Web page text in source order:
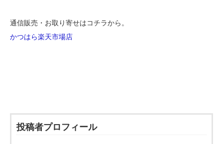
通信販売・お取り寄せはコチラから。
かつはら楽天市場店
投稿者プロフィール